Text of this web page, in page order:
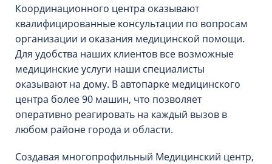
Координационного центра оказывают
квалифицированные консультации по вопросам
организации и оказания медицинской помощи.
Для удобства наших клиентов все возможные
медицинские услуги наши специалисты
оказывают на дому. В автопарке медицинского
центра более 90 машин, что позволяет
оперативно реагировать на каждый вызов в
любом районе города и области.
Создавая многопрофильный Медицинский центр,